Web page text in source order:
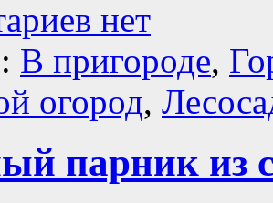
нет
В пригороде,
огород,
парник из